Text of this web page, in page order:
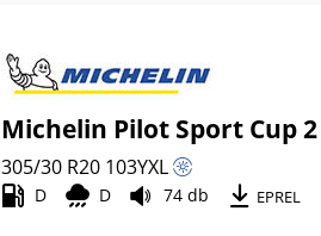
Michelin Pilot Sport Cup 2
305/30 R20 103YXL
D D 74 db EPREL